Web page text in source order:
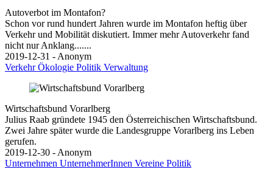
Autoverbot im Montafon?
Schon vor rund hundert Jahren wurde im Montafon heftig über
Verkehr und Mobilität diskutiert. Immer mehr Autoverkehr fand
nicht nur Anklang.......
2019-12-31 - Anonym
VerkehrÖkologie Politik Verwaltung
Wirtschaftsbund Vorarlberg
Julius Raab gründete 1945 den Österreichischen Wirtschaftsbund.
Zwei Jahre später wurde die Landesgruppe Vorarlberg ins Leben
gerufen.
2019-12-30 - Anonym
Unternehmen UnternehmerInnen Vereine Politik